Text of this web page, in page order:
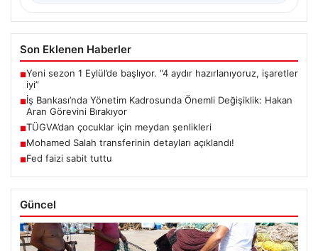
Son Eklenen Haberler
■Yeni sezon 1 Eylül’de başlıyor. “4 aydır hazırlanıyoruz, işaretler
iyi”
■İş Bankası’nda Yönetim Kadrosunda Önemli Değişiklik: Hakan
Aran Görevini Bırakıyor
■TÜGVA’dan çocuklar için meydan şenlikleri
■Mohamed Salah transferinin detayları açıklandı!
■Fed faizi sabit tuttu
Güncel